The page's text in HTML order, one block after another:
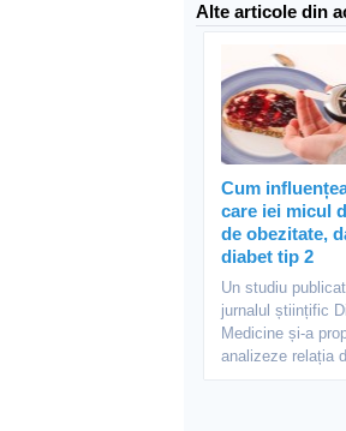
Alte articole din
Cum
care iei micul
de obezitate,
diabet tip 2
Un studiu
jurnalul științific
Medicine și-a
analizeze relația